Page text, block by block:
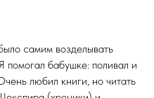
самим возделывать
помогал бабушке: поливал и
любил книги, но читать